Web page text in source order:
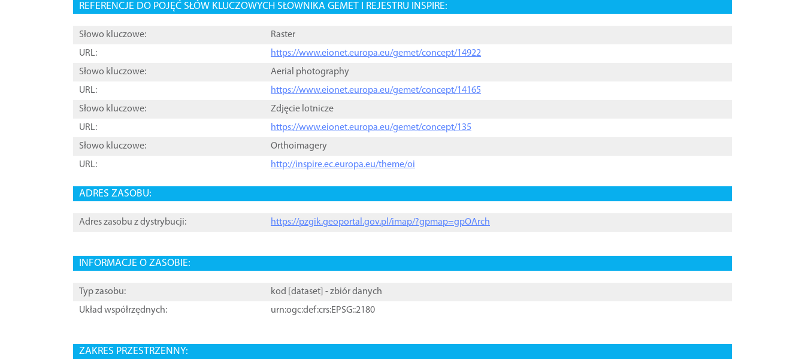
REFERENCJE DO POJĘĆ SŁÓW KLUCZOWYCH SŁOWNIKA GEMET I REJESTRU INSPIRE:
Słowo kluczowe:
Raster
URL:
https://www.eionet.europa.eu/gemet/concept/14922
Słowo kluczowe:
Aerial photography
URL:
https://www.eionet.europa.eu/gemet/concept/14165
Słowo kluczowe:
Zdjęcie lotnicze
URL:
https://www.eionet.europa.eu/gemet/concept/135
Słowo kluczowe:
Orthoimagery
URL:
http://inspire.ec.europa.eu/theme/oi
ADRES ZASOBU:
Adres zasobu z dystrybucji: https://pzgik.geoportal.gov.pl/imap/?gpmap=gpOArch
INFORMACJE O ZASOBIE:
Typ zasobu: kod [ dataset ] - zbiór danych
Układ współrzędnych:
urn:ogc:def:crs:EPSG::2180
ZAKRES PRZESTRZENNY: